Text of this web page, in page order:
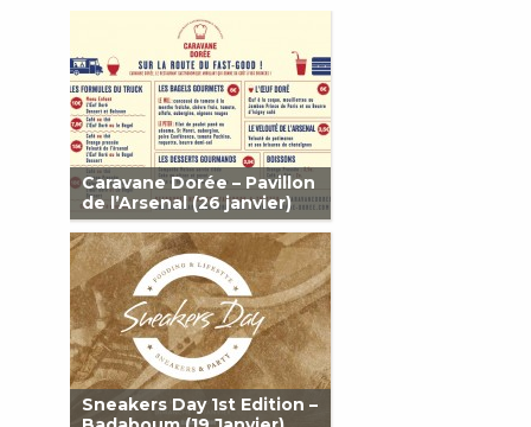
Caravane Dorée – Pavillon
de l’Arsenal (26 janvier)
Sneakers Day 1st Edition –